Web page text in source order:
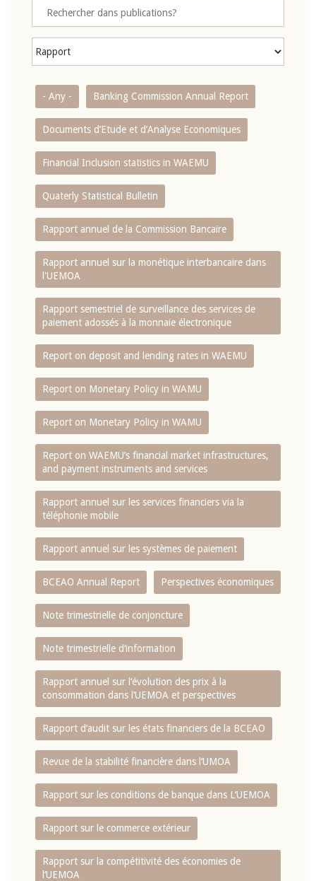
- Any - Banking Commission Annual Report
Documents d’Etude et d’Analyse Economiques
Financial Inclusion statistics in WAEMU
Quaterly Statistical Bulletin
Rapport annuel de la Commission Bancaire
Rapport annuel sur la monétique interbancaire dans
l'UEMOA
Rapport semestriel de surveillance des services de
paiement adossés à la monnaie électronique
Report on deposit and lending rates in WAEMU
Report on Monetary Policy in WAMU
Report on Monetary Policy in WAMU
Report on WAEMU’s financial market infrastructures,
and payment instruments and services
Rapport annuel sur les services financiers via la
téléphonie mobile
Rapport annuel sur les systèmes de paiement
BCEAO Annual Report Perspectives économiques
Note trimestrielle de conjoncture
Note trimestrielle d‘information
Rapport annuel sur l‘évolution des prix à la
consommation dans l‘UEMOA et perspectives
Rapport d‘audit sur les états financiers de la BCEAO
Revue de la stabilité financière dans l‘UMOA
Rapport sur les conditions de banque dans L‘UEMOA
Rapport sur le commerce extérieur
Rapport sur la compétitivité des économies de
l‘UEMOA